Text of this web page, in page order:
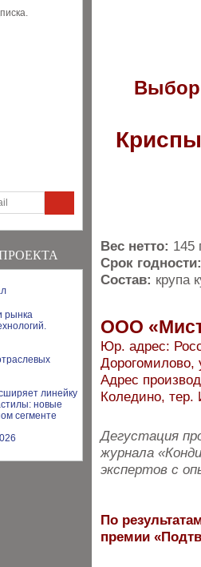
Выбор
Вес нетто: 145
Срок
Состав: крупа
ООО
Юр. адрес:
Дорогомилово,
Адрес
Коледино, тер.
Дегустация
журнала
экспертов с
По
премии